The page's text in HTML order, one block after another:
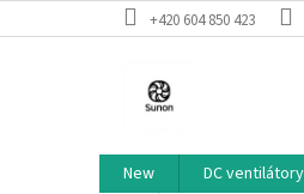
na
+420 604 850 423
New DC